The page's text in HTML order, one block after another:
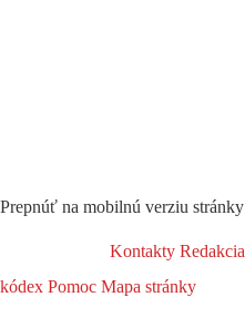
Prepnúť na mobilnú verziu stránky
Kontakty Redakcia
kódex Pomoc Mapa stránky